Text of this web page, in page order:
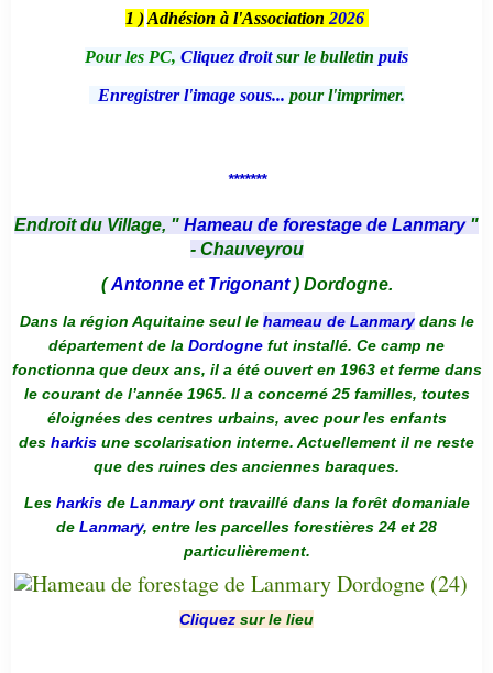
1 ) Adhésion à l'Association 2026
Pour les PC, Cliquez droitsur le bulletin puis
Enregistrer l'image sous... pour l'imprimer.
*******
Endroit du Village, " Hameau de forestage de Lanmary "
- Chauveyrou
(Antonne et Trigonant) Dordogne.
Dans la région Aquitaine seul le hameau de Lanmarydans le
département de la Dordogne fut installé. Ce camp ne
fonctionna que deux ans, il a été ouvert en 1963 et ferme dans
le courant de l’année 1965. Il a concerné 25 familles, toutes
éloignées des centres urbains, avec pour les enfants
des harkis une scolarisation interne. Actuellement il ne reste
que des ruines des anciennes baraques.
Les harkis de Lanmaryont travaillé dans la forêt domaniale
de Lanmary, entre les parcelles forestières 24 et 28
particulièrement.
Cliquez sur le lieu